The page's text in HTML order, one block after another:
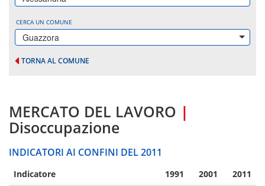
CERCA UN COMUNE
Guazzora
TORNA AL COMUNE
MERCATO DEL LAVORO |
Disoccupazione
INDICATORI AI CONFINI DEL 2011
Indicatore 1991 2001 2011